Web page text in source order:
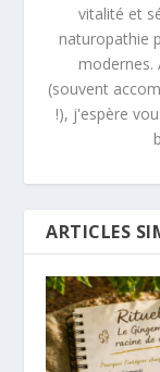
vitalité et
naturopathie
modernes.
(souvent
!), j'espère
ARTICLES